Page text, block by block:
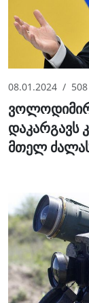
08.01.2024 508
ვოლოდიმირ
დაკარგავს
მთელ